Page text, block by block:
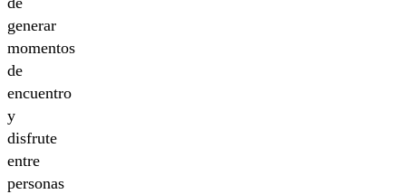
generar
momentos
de
encuentro
y
disfrute
entre
personas